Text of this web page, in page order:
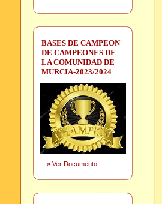
BASES DE CAMPEON
DE CAMPEONES DE
LA COMUNIDAD DE
MURCIA-2023/2024
» Ver Documento